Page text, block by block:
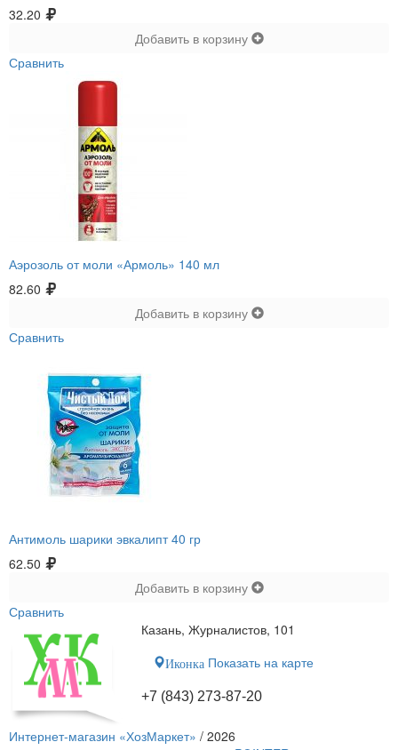
32.20
Добавить в корзину
Сравнить
Аэрозоль от моли «Армоль» 140 мл
82.60
Добавить в корзину
Сравнить
Антимоль шарики эвкалипт 40 гр
62.50
Добавить в корзину
Сравнить
Казань, Журналистов, 101
Иконка Показать на карте
+7 (843) 273-87-20
Интернет-магазин «ХозМаркет» / 2026